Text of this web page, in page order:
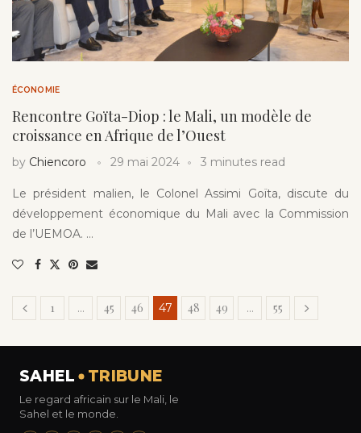
ÉCONOMIE
Rencontre Goïta-Diop : le Mali, un modèle de
croissance en Afrique de l’Ouest
by Chiencoro 29 mai 2024 3 minutes read
Le président malien, le Colonel Assimi Goïta, discute du
développement économique du Mali avec la Commission
de l’UEMOA. …
1 … 45 46 47 48 49 … 55
SAHEL TRIBUNE
Le regard africain sur le Mali, le
Sahel et le monde.